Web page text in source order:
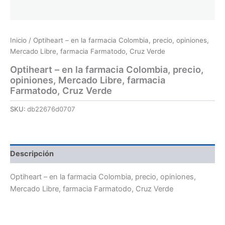
Inicio / Optiheart – en la farmacia Colombia, precio, opiniones,
Mercado Libre, farmacia Farmatodo, Cruz Verde
Optiheart – en la farmacia Colombia, precio,
opiniones, Mercado Libre, farmacia
Farmatodo, Cruz Verde
SKU: db22676d0707
Descripción
Optiheart – en la farmacia Colombia, precio, opiniones,
Mercado Libre, farmacia Farmatodo, Cruz Verde